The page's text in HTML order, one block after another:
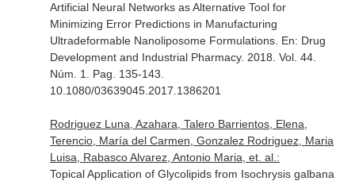
Artificial Neural Networks as Alternative Tool for
Minimizing Error Predictions in Manufacturing
Ultradeformable Nanoliposome Formulations. En: Drug
Development and Industrial Pharmacy. 2018. Vol. 44.
Núm. 1. Pag. 135-143.
10.1080/03639045.2017.1386201
Rodriguez Luna, Azahara, Talero Barrientos, Elena,
Terencio, María del Carmen, Gonzalez Rodriguez, Maria
Luisa, Rabasco Alvarez, Antonio Maria, et. al.:
Topical Application of Glycolipids from Isochrysis galbana